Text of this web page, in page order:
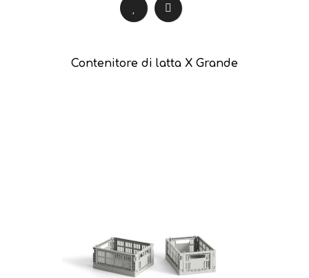
Contenitore di latta X Grande